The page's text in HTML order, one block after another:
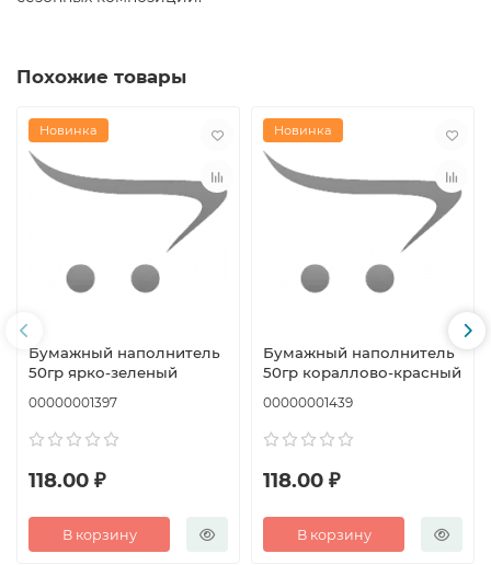
Похожие товары
Новинка
Бумажный наполнитель
50гр ярко-зеленый
00000001397
118.00 ₽
В корзину
Новинка
Бумажный наполнитель
50гр кораллово-красный
00000001439
118.00 ₽
В корзину